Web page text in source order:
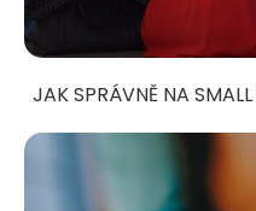
JAK SPRÁVNĚ NA